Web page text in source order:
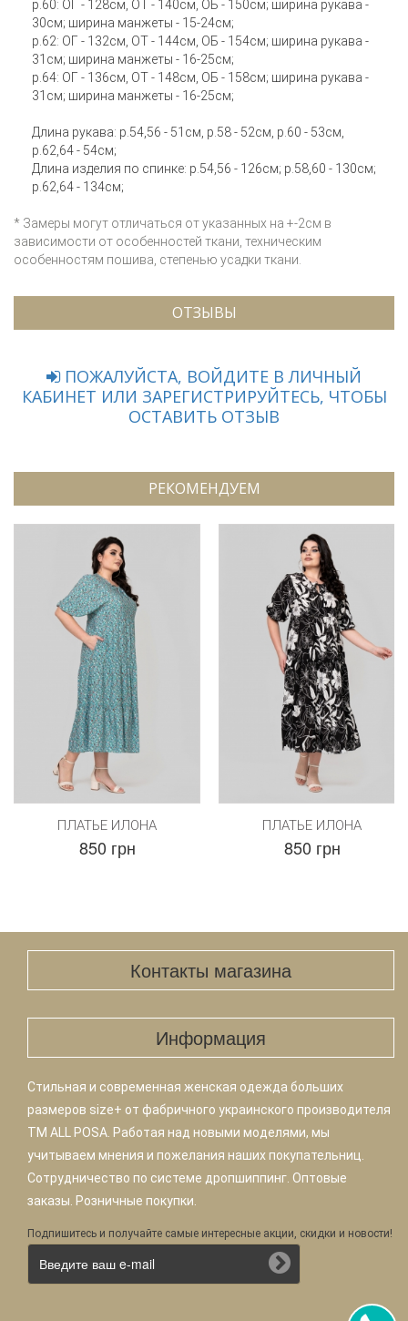
р.60: ОГ - 128см, ОТ - 140см, ОБ - 150см; ширина рукава -
30см; ширина манжеты - 15-24см;
р.62: ОГ - 132см, ОТ - 144см, ОБ - 154см; ширина рукава -
31см; ширина манжеты - 16-25см;
р.64: ОГ - 136см, ОТ - 148см, ОБ - 158см; ширина рукава -
31см; ширина манжеты - 16-25см;
Длина рукава: р.54,56 - 51см, р.58 - 52см, р.60 - 53см,
р.62,64 - 54см;
Длина изделия по спинке: р.54,56 - 126см; р.58,60 - 130см;
р.62,64 - 134см;
* Замеры могут отличаться от указанных на +-2см в
зависимости от особенностей ткани, техническим
особенностям пошива, степенью усадки ткани.
ОТЗЫВЫ
ПОЖАЛУЙСТА, ВОЙДИТЕ В ЛИЧНЫЙ
КАБИНЕТ ИЛИ ЗАРЕГИСТРИРУЙТЕСЬ, ЧТОБЫ
ОСТАВИТЬ ОТЗЫВ
РЕКОМЕНДУЕМ
ПЛАТЬЕ ИЛОНА
850 грн
ПЛАТЬЕ ИЛОНА
850 грн
Контакты магазина
Информация
Стильная и современная женская одежда больших
размеров size+ от фабричного украинского производителя
TM ALL POSA. Работая над новыми моделями, мы
учитываем мнения и пожелания наших покупательниц.
Сотрудничество по системе дропшиппинг. Оптовые
заказы. Розничные покупки.
Подпишитесь и получайте самые интересные акции, скидки и новости!